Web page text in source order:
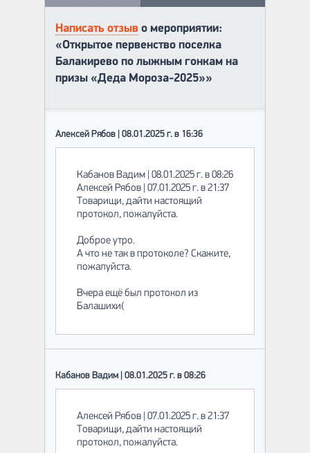
Написать отзыв о мероприятии:
«Открытое первенство поселка
Балакирево по лыжным гонкам на
призы «Деда Мороза-2025»»
Алексей Рябов | 08.01.2025 г. в 16:36
Кабанов Вадим | 08.01.2025 г. в 08:26
Алексей Рябов | 07.01.2025 г. в 21:37
Товарищи, дайти настоящий
протокол, пожалуйста.
Доброе утро.
А что не так в протоколе? Скажите,
пожалуйста.
Вчера ещё был протокол из
Балашихи(
Кабанов Вадим | 08.01.2025 г. в 08:26
Алексей Рябов | 07.01.2025 г. в 21:37
Товарищи, дайти настоящий
протокол, пожалуйста.